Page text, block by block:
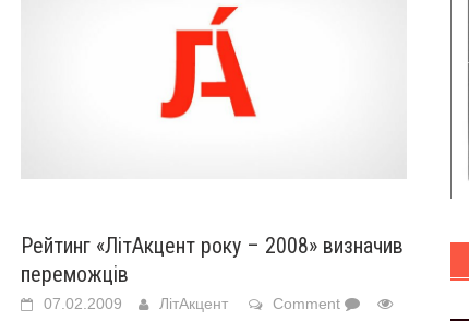
Рейтинг «ЛітАкцент року – 2008» визначив
переможців
07.02.2009 ЛітАкцент
Comment